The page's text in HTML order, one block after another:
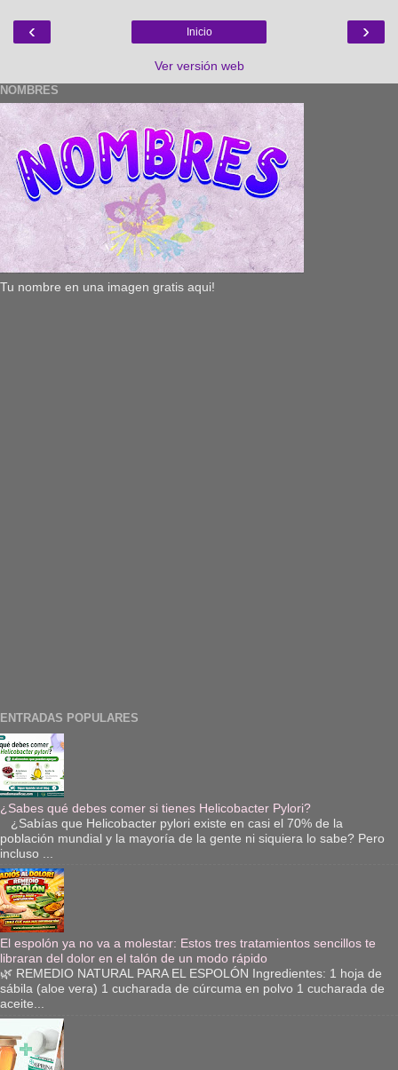
‹ ›
Inicio
Ver versión web
NOMBRES
Tu nombre en una imagen gratis aqui!
ENTRADAS POPULARES
¿Sabes qué debes comer si tienes Helicobacter Pylori?
¿Sabías que Helicobacter pylori existe en casi el 70% de la
población mundial y la mayoría de la gente ni siquiera lo sabe? Pero
incluso ...
El espolón ya no va a molestar: Estos tres tratamientos sencillos te
libraran del dolor en el talón de un modo rápido
🌿 REMEDIO NATURAL PARA EL ESPOLÓN Ingredientes: 1 hoja de
sábila (aloe vera) 1 cucharada de cúrcuma en polvo 1 cucharada de
aceite...